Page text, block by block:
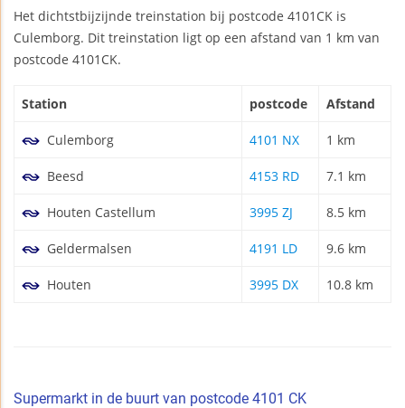
Het dichtstbijzijnde treinstation bij postcode 4101CK is
Culemborg. Dit treinstation ligt op een afstand van 1 km van
postcode 4101CK.
Station postcode Afstand
Culemborg 4101 NX 1 km
Beesd 4153 RD 7.1 km
Houten Castellum 3995 ZJ 8.5 km
Geldermalsen 4191 LD 9.6 km
Houten 3995 DX 10.8 km
Supermarkt in de buurt van postcode 4101 CK